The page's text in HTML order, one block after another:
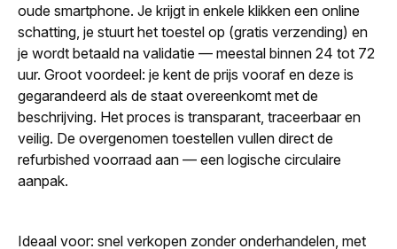
oude smartphone. Je krijgt in enkele klikken een online
schatting, je stuurt het toestel op (gratis verzending) en
je wordt betaald na validatie — meestal binnen 24 tot 72
uur. Groot voordeel: je kent de prijs vooraf en deze is
gegarandeerd als de staat overeenkomt met de
beschrijving. Het proces is transparant, traceerbaar en
veilig. De overgenomen toestellen vullen direct de
refurbished voorraad aan — een logische circulaire
aanpak.
Ideaal voor: snel verkopen zonder onderhandelen, met